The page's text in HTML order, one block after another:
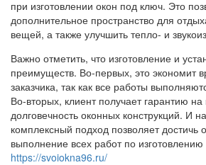
при изготовлении окон под ключ. Это
дополнительное пространство для
вещей, а также улучшить тепло- и
Важно отметить, что изготовление и
преимуществ. Во-первых, это экономит
заказчика, так как все работы
Во-вторых, клиент получает гарантию на
долговечность оконных конструкций. И
комплексный подход позволяет достичь
выполнение всех работ по изготовлению
https://svoiokna96.ru/